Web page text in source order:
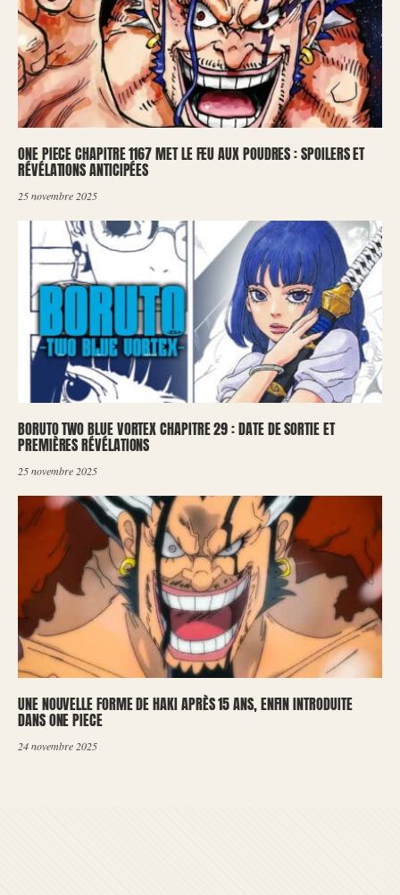
ONE PIECE CHAPITRE 1167 MET LE FEU AUX POUDRES : SPOILERS ET
RÉVÉLATIONS ANTICIPÉES
25 novembre 2025
BORUTO TWO BLUE VORTEX CHAPITRE 29 : DATE DE SORTIE ET
PREMIÈRES RÉVÉLATIONS
25 novembre 2025
UNE NOUVELLE FORME DE HAKI APRÈS 15 ANS, ENFIN INTRODUITE
DANS ONE PIECE
24 novembre 2025